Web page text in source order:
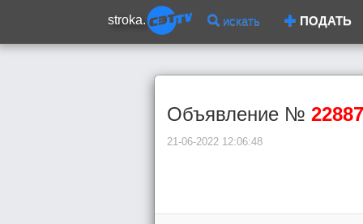
stroka. искать ПОДАТЬ
Объявление № 22887
21-06-2022 12:06:48